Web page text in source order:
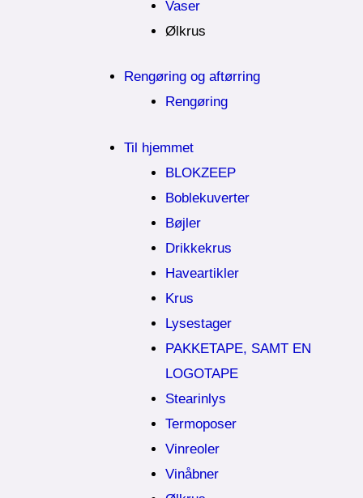
Vaser
Ølkrus
Rengøring og aftørring
Rengøring
Til hjemmet
BLOKZEEP
Boblekuverter
Bøjler
Drikkekrus
Haveartikler
Krus
Lysestager
PAKKETAPE, SAMT EN
LOGOTAPE
Stearinlys
Termoposer
Vinreoler
Vinåbner